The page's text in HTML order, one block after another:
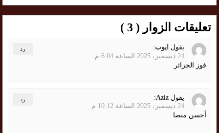
تعليقات الزوار ( 3 )
يقول ايوب:
24 ديسمبر، 2025 الساعة 6:04 م
فوز الجزائر
رد
يقول Aziz
:
24 ديسمبر، 2025 الساعة 10:12 م
أحسن منصا
رد